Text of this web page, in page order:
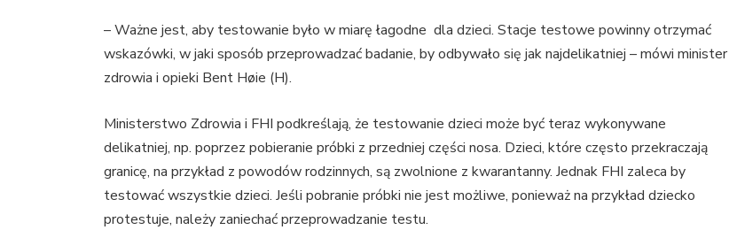
– Ważne jest, aby testowanie było w miarę łagodne dla dzieci. Stacje testowe powinny otrzymać
wskazówki, w jaki sposób przeprowadzać badanie, by odbywało się jak najdelikatniej – mówi minister
zdrowia i opieki Bent Høie (H).
Ministerstwo Zdrowia i FHI podkreślają, że testowanie dzieci może być teraz wykonywane
delikatniej, np. poprzez pobieranie próbki z przedniej części nosa. Dzieci, które często przekraczają
granicę, na przykład z powodów rodzinnych, są zwolnione z kwarantanny. Jednak FHI zaleca by
testować wszystkie dzieci. Jeśli pobranie próbki nie jest możliwe, ponieważ na przykład dziecko
protestuje, należy zaniechać przeprowadzanie testu.